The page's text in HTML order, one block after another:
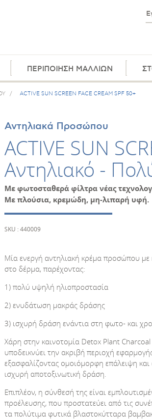
ΠΕΡΙΠΟΙΗΣΗ ΜΑΛΛΙΩΝ
/ ACTIVE SUN SCREEN FACE CREAM SPF 50+
Αντηλιακά Προσώπου
ACTIVE SUN
Αντηλιακό -
Με φωτοσταθερά φίλτρα νέας
Με πλούσια, κρεμώδη, μη-λιπαρή υφή.
SKU : 440009
Μία ενεργή αντηλιακή κρέμα προσώπου
στο δέρμα, παρέχοντας:
1) πολύ υψηλή ηλιοπροστασία
2) ενυδάτωση μακράς δράσης
3) ισχυρή δράση ενάντια στη φωτο- και
Χάρη στην καινοτομία Detox Plant
υποδεικνύει την ακριβή περιοχή
εξασφαλίζοντας ομοιόμορφη επάλειψη
ισχυρή αποτοξινωτική δράση.
Επιπλέον, η σύνθεσή της είναι
προέλευσης, που προστατεύει από τις
τα πολύτιμα φυτικά βλαστο­κύτταρα